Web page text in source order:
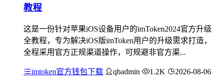
教程
这是一份针对苹果iOS设备用户的imToken2024官方升级
全教程，专为解决iOS版imToken用户的升级需求打造，
全程采用官方正规渠道操作，可规避非官方渠...
imtoken官方钱包下载 qbadmin 1.2K 2026-08-06